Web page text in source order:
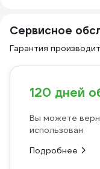
Сервисное
Гарантия
120 дней
Вы можете
использован
Подробнее